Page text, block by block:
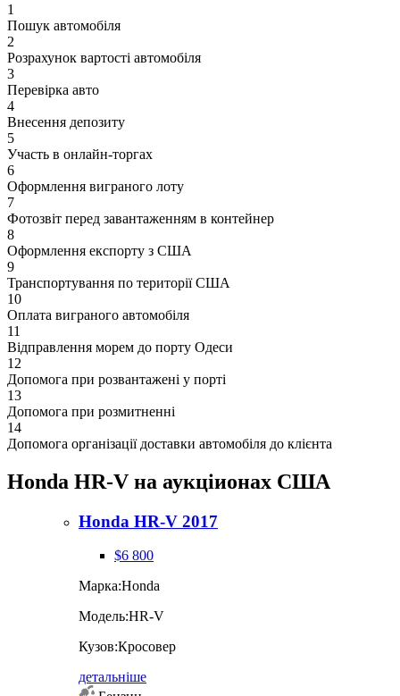
1
Пошук автомобіля
2
Розрахунок вартості автомобіля
3
Перевірка авто
4
Внесення депозиту
5
Участь в онлайн-торгах
6
Оформлення виграного лоту
7
Фотозвіт перед завантаженням в контейнер
8
Оформлення експорту з США
9
Транспортування по території США
10
Оплата виграного автомобіля
11
Відправлення морем до порту Одеси
12
Допомога при розвантажені у порті
13
Допомога при розмитненні
14
Допомога організації доставки автомобіля до клієнта
Honda HR-V на аукціионах США
Honda HR-V 2017
$6 800
Марка:Honda
Модель:HR-V
Кузов:Кросовер
детальніше